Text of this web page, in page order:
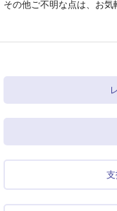
その他ご不明な点は、お気